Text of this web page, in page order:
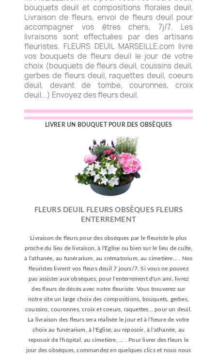
bouquets deuil et compositions florales deuil.
Livraison de fleurs, envoi de fleurs deuil pour
accompagner vos êtres chers, 7j/7. Les
livraisons sont effectuées par des artisans
fleuristes. FLEURS DEUIL MARSEILLE.com livre
vos bouquets de fleurs deuil le jour de votre
choix (bouquets de fleurs deuil, coussins deuil,
gerbes de fleurs deuil, raquettes deuil, coeurs
deuil, devant de tombe, couronnes, croix
deuil...) Envoyez des fleurs deuil.
LIVRER UN BOUQUET POUR DES OBSÈQUES
FLEURS DEUIL FLEURS OBSÈQUES FLEURS
ENTERREMENT
Livraison de fleurs pour des obsèques par le fleuriste le plus
proche du lieu de livraison, à l'Eglise ou bien sur le lieu de culte,
à l'athanée, au funérarium, au crématorium, au cimetière... . Nos
fleuristes livrent vos fleurs deuil 7 jours/7. Si vous ne pouvez
pas assister aux obsèques, pour l'enterrement d'un ami, livrez
des fleurs de décès avec notre fleuriste. Vous trouverez sur
notre site un large choix des compositions, bouquets, gerbes,
coussins, couronnes, croix et coeurs, raquettes... pour un deuil.
La livraison des fleurs sera réalisée le jour et à l'heure de votre
choix au funérarium, à l'Eglise, au reposoir, à l'athanée, au
reposoir de l'hôpital, au cimetière, ... . Pour livrer des fleurs le
jour des obsèques, commandez en quelques clics et nous nous